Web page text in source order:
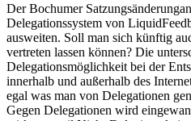
Der Bochumer
Delegationssystem von
ausweiten. Soll man sich künftig
vertreten lassen können? Die
Delegationsmöglichkeit bei der
innerhalb und außerhalb des
egal was man von Delegationen
Gegen Delegationen wird